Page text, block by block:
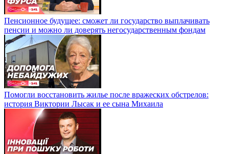
Пенсионное будущее: сможет ли государство выплачивать
пенсии и можно ли доверять негосударственным фондам
Помогли восстановить жилье после вражеских обстрелов:
история Виктории Лысак и ее сына Михаила